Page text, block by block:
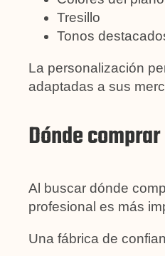
Tresillo
Tonos
La personalización
adaptadas a sus
Dónde
Al buscar dónde
profesional es más
Una fábrica de